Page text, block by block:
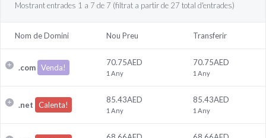
Mostrant entrades 1 a 7 de 7 (filtrat a partir de 27 total d'entrades)
Nom de Domini Nou Preu Transferir
.com Venda!
70.75AED
1 Any
70.75AED
1 Any
.net Calenta!
85.43AED
1 Any
85.43AED
1 Any